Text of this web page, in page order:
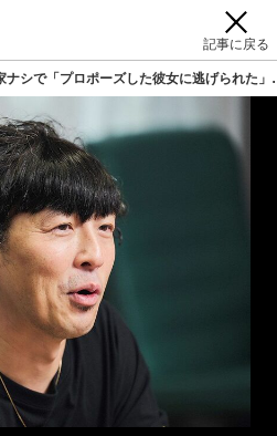
記事に戻る
ナシで「プロポーズした彼女に逃げられた